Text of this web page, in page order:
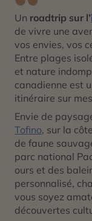
Un roadtrip sur l’
de vivre une
vos envies, vos
Entre plages
et nature
canadienne est
itinéraire sur
Envie de
Tofino, sur la
de faune
parc national
ours et des
personnalisé,
vous soyez
découvertes